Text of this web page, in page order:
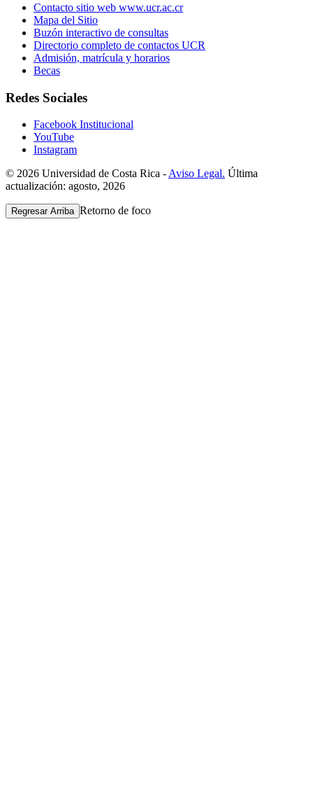
Contacto sitio web www.ucr.ac.cr
Mapa del Sitio
Buzón interactivo de consultas
Directorio completo de contactos UCR
Admisión, matrícula y horarios
Becas
Redes Sociales
Facebook Institucional
YouTube
Instagram
© 2026 Universidad de Costa Rica - Aviso Legal. Última
actualización: agosto, 2026
Regresar Arriba Retorno de foco